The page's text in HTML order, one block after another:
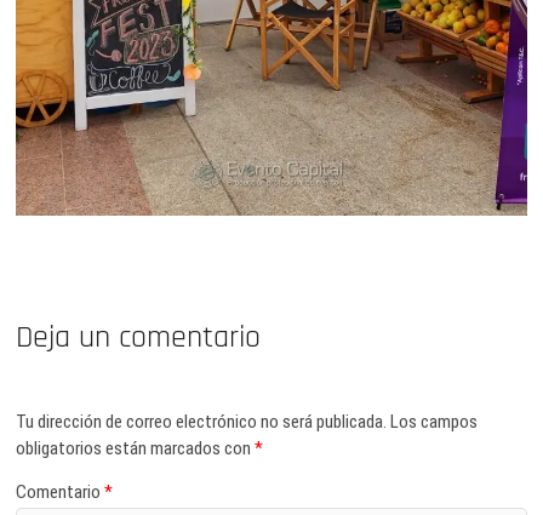
Deja un comentario
Tu dirección de correo electrónico no será publicada. Los campos
obligatorios están marcados con*
Comentario*